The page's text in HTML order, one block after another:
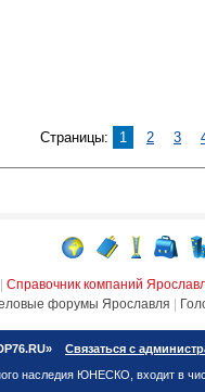
Страницы: 1 2 3
Справочник компаний
форумы Ярославля
Связаться с
наследия ЮНЕСКО, входит в